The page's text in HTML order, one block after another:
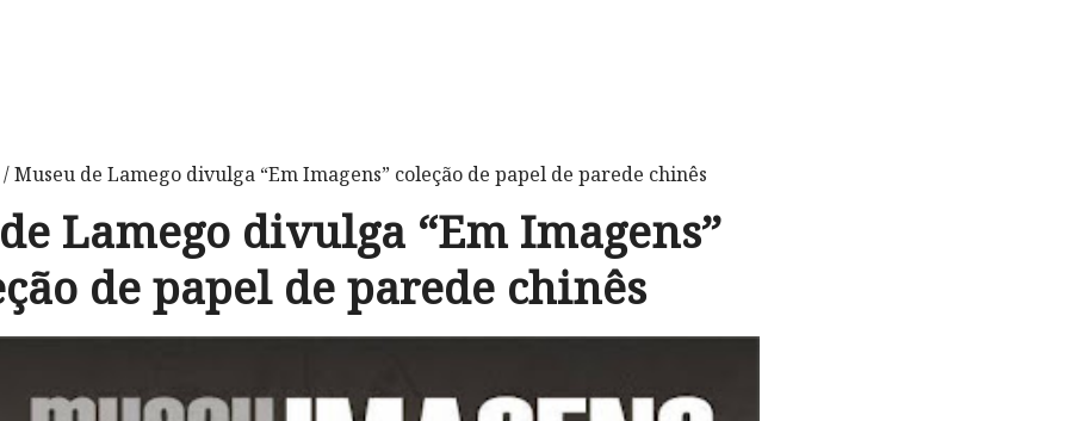
Museu de Lamego divulga “Em Imagens” coleção de papel de parede chinês
Lamego divulga “Em Imagens”
de papel de parede chinês